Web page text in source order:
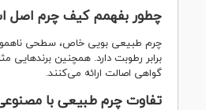
چطور بفهمم کیف چرم اصل
چرم طبیعی بویی خاص، سطحی
برابر رطوبت دارد. همچنین برندهایی
گواهی اصالت ارائه می‌کنند.
تفاوت چرم طبیعی با